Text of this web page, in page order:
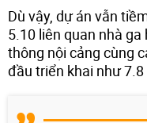
Dù vậy, dự án vẫn
5.10 liên quan nhà
thông nội cảng cùng
đầu triển khai như 7.8